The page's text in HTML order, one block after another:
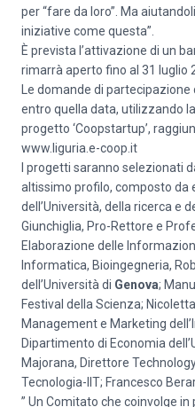
per “fare da loro”. Ma
iniziative come questa”.
È prevista l’attivazione di un
rimarrà aperto fino al 31 luglio
Le domande di
entro quella data, utilizzando
progetto ‘Coopstartup’,
www.liguria.e-coop.it
I progetti saranno selezionati
altissimo profilo, composto da
dell’Università, della ricerca e
Giunchiglia, Pro-Rettore e
Elaborazione delle
Informatica, Bioingegneria,
dell’Università di Genova;
Festival della Scienza;
Management e Marketing
Dipartimento di Economia
Majorana, Direttore
Tecnologia-IIT; Francesco
” Un Comitato che coinvolge